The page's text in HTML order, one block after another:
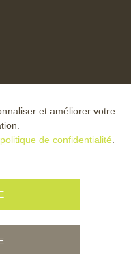
et améliorer votre
politique de confidentialité